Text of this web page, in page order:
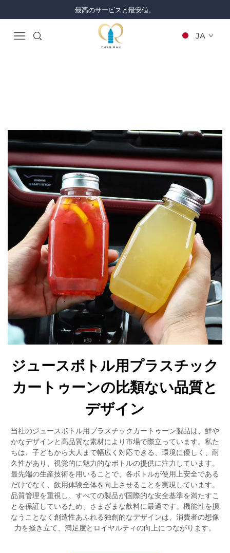
最高のサービスと最安値。
JA
ジュースボトル用プラスチック
カートゥーンの比類ない品質と
デザイン
当社のジュースボトル用プラスチックカートゥーン製品は、鮮や
かなデザインと高品質な素材により市場で際立っています。私た
ちは、子どもから大人まで幅広く対応できる、環境に優しく、耐
久性があり、視覚的に魅力的なボトルの提供に注力しています。
最先端の生産技術を用いることで、各ボトルが使用上安全である
だけでなく、飲用体験全体を向上させることを実現しています。
品質管理を重視し、すべての製品が国際的な安全基準を満たすこ
とを保証しているため、さまざまな飲料に最適です。機能性を損
なうことなく創造性あふれる独創的なデザインは、消費者の想像
力を掻き立て、満足度とロイヤルティの向上につながります。